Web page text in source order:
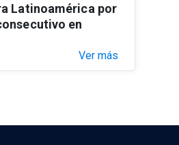
Latinoamérica por
en
Ver más